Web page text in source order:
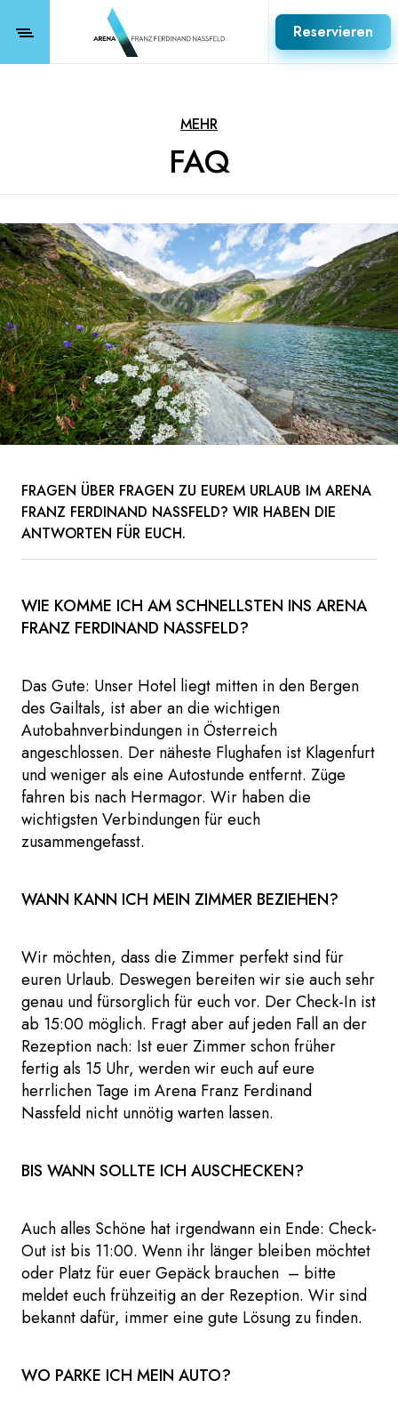
Reservieren
MEHR
FAQ
FRAGEN ÜBER FRAGEN ZU EUREM URLAUB IM ARENA
FRANZ FERDINAND NASSFELD? WIR HABEN DIE
ANTWORTEN FÜR EUCH.
WIE KOMME ICH AM SCHNELLSTEN INS ARENA
FRANZ FERDINAND NASSFELD?
Das Gute: Unser Hotel liegt mitten in den Bergen
des Gailtals, ist aber an die wichtigen
Autobahnverbindungen in Österreich
angeschlossen. Der näheste Flughafen ist Klagenfurt
und weniger als eine Autostunde entfernt. Züge
fahren bis nach Hermagor. Wir haben die
wichtigsten Verbindungen für euch
zusammengefasst.
WANN KANN ICH MEIN ZIMMER BEZIEHEN?
Wir möchten, dass die Zimmer perfekt sind für
euren Urlaub. Deswegen bereiten wir sie auch sehr
genau und fürsorglich für euch vor. Der Check-In ist
ab 15:00 möglich. Fragt aber auf jeden Fall an der
Rezeption nach: Ist euer Zimmer schon früher
fertig als 15 Uhr, werden wir euch auf eure
herrlichen Tage im Arena Franz Ferdinand
Nassfeld nicht unnötig warten lassen.
BIS WANN SOLLTE ICH AUSCHECKEN?
Auch alles Schöne hat irgendwann ein Ende: Check-
Out ist bis 11:00. Wenn ihr länger bleiben möchtet
oder Platz für euer Gepäck brauchen – bitte
meldet euch frühzeitig an der Rezeption. Wir sind
bekannt dafür, immer eine gute Lösung zu finden.
WO PARKE ICH MEIN AUTO?